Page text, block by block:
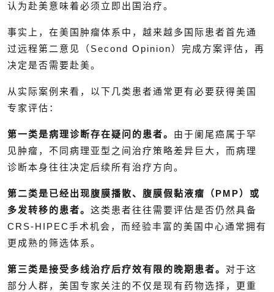
认为赴美意味着必须立即出国治疗。
事实上，在美国肿瘤体系中，越来越多国际患者首先通
过远程第二意见（Second Opinion）完成方案评估，再
决定是否需要赴美。
从实际案例来看，以下几类患者通常更有必要获得美国
专家评估：
第一类是病理诊断存在疑问的患者。 由于阑尾癌属于罕
见肿瘤，不同病理亚型之间治疗策略差异巨大，而病理
诊断本身往往决定后续所有治疗方向。
第二类是已经出现腹膜播散、腹膜假黏液瘤（PMP）或
多发转移的患者。 这类患者往往需要评估是否仍然具备
CRS-HIPEC手术机会，而经验丰富的美国中心通常拥有
更成熟的筛选体系。
第三类是接受多线治疗后疗效有限的晚期患者。 对于这
部分人群，美国专家关注的不仅是现有药物选择，更重